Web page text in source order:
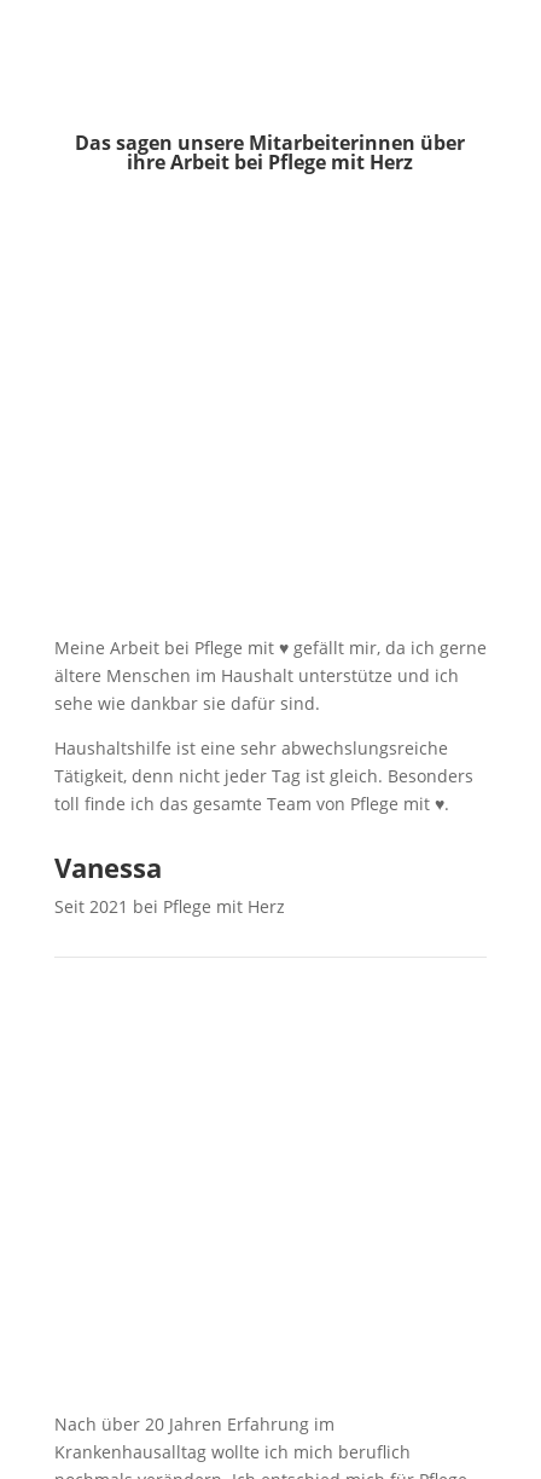
Das sagen unsere Mitarbeiterinnen über
ihre Arbeit bei Pflege mit Herz
Meine Arbeit bei Pflege mit ♥ gefällt mir, da ich gerne
ältere Menschen im Haushalt unterstütze und ich
sehe wie dankbar sie dafür sind.
Haushaltshilfe ist eine sehr abwechslungsreiche
Tätigkeit, denn nicht jeder Tag ist gleich. Besonders
toll finde ich das gesamte Team von Pflege mit ♥.
Vanessa
Seit 2021 bei Pflege mit Herz
Nach über 20 Jahren Erfahrung im
Krankenhausalltag wollte ich mich beruflich